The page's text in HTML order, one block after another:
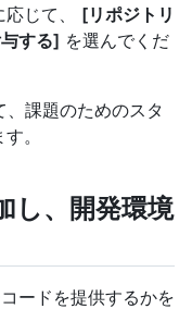
じて、 [リポジトリ
する] を選んでくだ
、課題のためのスタ
。
し、開発環境
ードを提供するかを